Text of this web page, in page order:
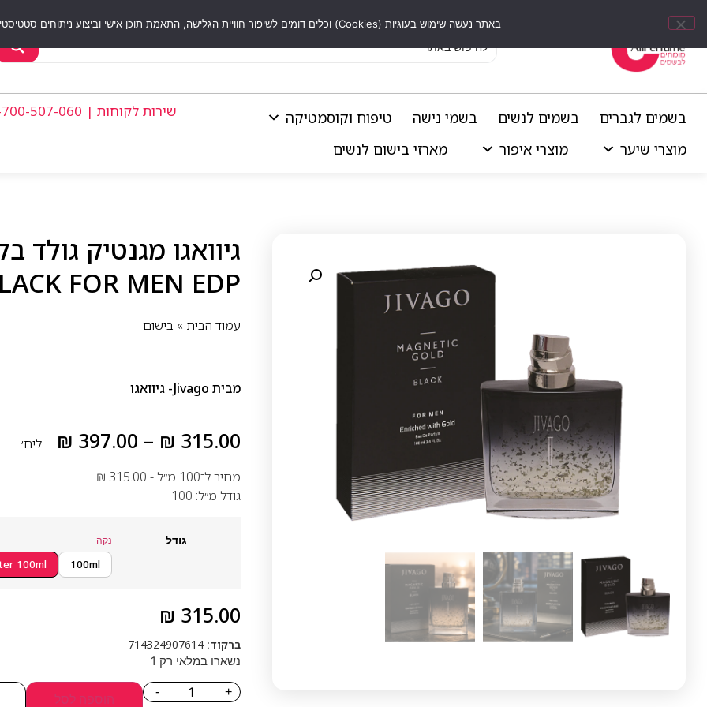
בשמים לגברים בשמים לנשים בשמי נישה
טיפוח וקוסמטיקה
מוצרי שיער
מוצרי איפור מארזי בישום לנשים
שירות לקוחות | 1-700-507-060
FOR MEN EDP
עמוד הבית » בישום
מבית Jivago- גיוואגו
₪ 315.00
–
₪ 397.00
ליח׳
מחיר ל־100 מ״ל -
₪ 315.00
גודל מ״ל: 100
גודל נקה
100ml
100ml
₪ 315.00
ברקוד: 714324907614
נשארו במלאי רק 1
- +
הוספה לסל
באתר נעשה שימוש בעוגיות (Cookies) וכלים דומים לשיפור חוויית הגלישה, התאמת תוכן אישי וביצוע ניתוחים סטטיסטיים.